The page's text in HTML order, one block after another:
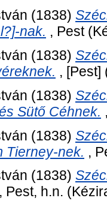
(1838)
nak. , Pest
(1838)
, [Pest]
(1838)
Sütő Céhnek.
(1838)
Tierney-nek. ,
(1838)
, Pest, h.n.